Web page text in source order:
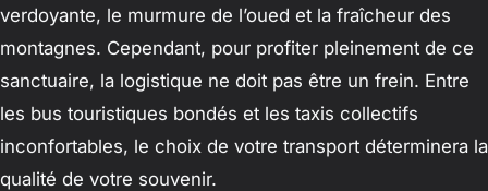
verdoyante, le murmure de l’oued et la fraîcheur des
montagnes. Cependant, pour profiter pleinement de ce
sanctuaire, la logistique ne doit pas être un frein. Entre
les bus touristiques bondés et les taxis collectifs
inconfortables, le choix de votre transport déterminera la
qualité de votre souvenir.